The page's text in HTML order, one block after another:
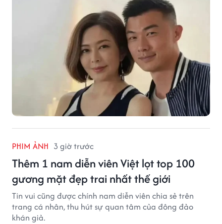
PHIM ẢNH 3 giờ trước
Thêm 1 nam diễn viên Việt lọt top 100
gương mặt đẹp trai nhất thế giới
Tin vui cũng được chính nam diễn viên chia sẻ trên
trang cá nhân, thu hút sự quan tâm của đông đảo
khán giả.